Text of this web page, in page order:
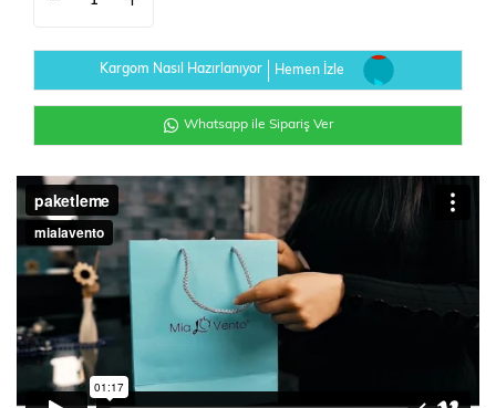
Kargom Nasıl Hazırlanıyor Hemen İzle
Whatsapp ile Sipariş Ver